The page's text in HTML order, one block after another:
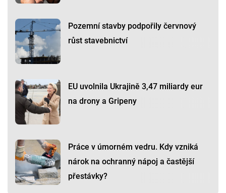
Pozemní stavby podpořily červnový
růst stavebnictví
EU uvolnila Ukrajině 3,47 miliardy eur
na drony a Gripeny
Práce v úmorném vedru. Kdy vzniká
nárok na ochranný nápoj a častější
přestávky?